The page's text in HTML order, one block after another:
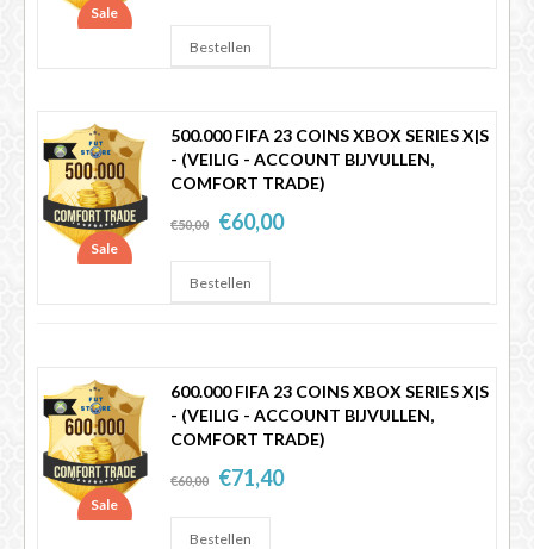
Sale
Sale
500.000 FIFA 23 COINS XBOX SERIES X|S
- (VEILIG - ACCOUNT BIJVULLEN,
COMFORT TRADE)
€50,00 €60,00
Sale
600.000 FIFA 23 COINS XBOX SERIES X|S
- (VEILIG - ACCOUNT BIJVULLEN,
COMFORT TRADE)
€60,00 €71,40